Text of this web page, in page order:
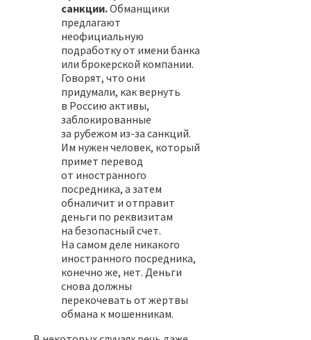
санкции.Обманщики
предлагают
неофициальную
подработку от имени банка
или брокерской компании.
Говорят, что они
придумали, как вернуть
в Россию активы,
заблокированные
за рубежом из-за санкций.
Им нужен человек, который
примет перевод
от иностранного
посредника, а затем
обналичит и отправит
деньги по реквизитам
на безопасный счет.
На самом деле никакого
иностранного посредника,
конечно же, нет. Деньги
снова должны
перекочевать от жертвы
обмана к мошенникам.